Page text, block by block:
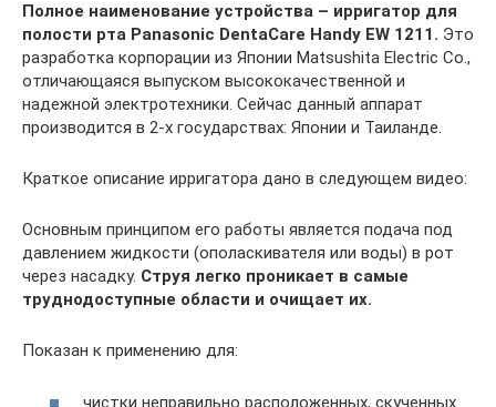
Полное наименование устройства – ирригатор для
полости рта Panasonic DentaCare Handy EW 1211. Это
разработка корпорации из Японии Matsushita Electric Co.,
отличающаяся выпуском высококачественной и
надежной электротехники. Сейчас данный аппарат
производится в 2-х государствах: Японии и Таиланде.
Краткое описание ирригатора дано в следующем видео:
Основным принципом его работы является подача под
давлением жидкости (ополаскивателя или воды) в рот
через насадку. Струя легко проникает в самые
труднодоступные области и очищает их.
Показан к применению для:
чистки неправильно расположенных, скученных